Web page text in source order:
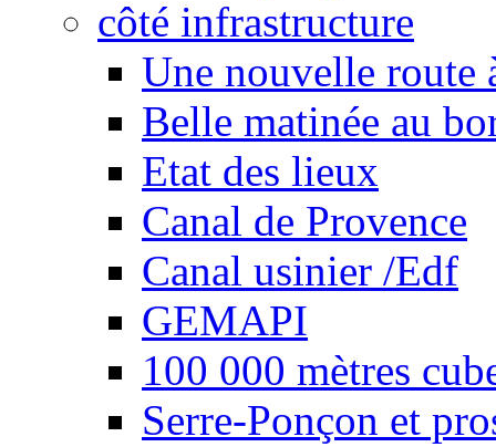
côté infrastructure
Une nouvelle route
Belle matinée au
Etat des lieux
Canal de Provence
Canal usinier /Edf
GEMAPI
100 000 mètres
Serre-Ponçon et